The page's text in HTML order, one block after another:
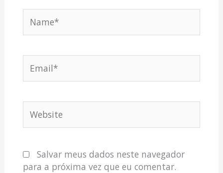
Salvar meus dados neste navegador
para a próxima vez que eu comentar.